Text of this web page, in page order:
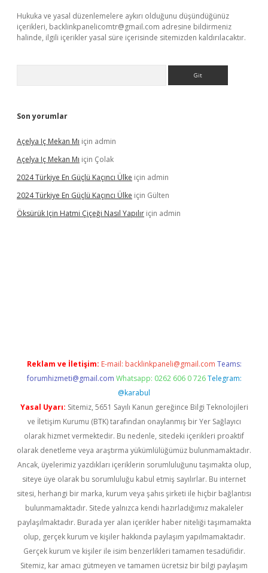
Hukuka ve yasal düzenlemelere aykırı olduğunu düşündüğünüz
içerikleri, backlinkpanelicomtr@gmail.com adresine bildirmeniz
halinde, ilgili içerikler yasal süre içerisinde sitemizden kaldırılacaktır.
Son yorumlar
Açelya Iç Mekan Mı için admin
Açelya Iç Mekan Mı için Çolak
2024 Türkiye En Güçlü Kaçıncı Ülke için admin
2024 Türkiye En Güçlü Kaçıncı Ülke için Gülten
Öksürük Için Hatmi Çiçeği Nasıl Yapılır için admin
Reklam ve İletişim: E-mail: backlinkpaneli@gmail.com Teams:
forumhizmeti@gmail.com Whatsapp: 0262 606 0 726 Telegram:
@karabul
Yasal Uyarı: Sitemiz, 5651 Sayılı Kanun gereğince Bilgi Teknolojileri
ve İletişim Kurumu (BTK) tarafından onaylanmış bir Yer Sağlayıcı
olarak hizmet vermektedir. Bu nedenle, sitedeki içerikleri proaktif
olarak denetleme veya araştırma yükümlülüğümüz bulunmamaktadır.
Ancak, üyelerimiz yazdıkları içeriklerin sorumluluğunu taşımakta olup,
siteye üye olarak bu sorumluluğu kabul etmiş sayılırlar. Bu internet
sitesi, herhangi bir marka, kurum veya şahıs şirketi ile hiçbir bağlantısı
bulunmamaktadır. Sitede yalnızca kendi hazırladığımız makaleler
paylaşılmaktadır. Burada yer alan içerikler haber niteliği taşımamakta
olup, gerçek kurum ve kişiler hakkında paylaşım yapılmamaktadır.
Gerçek kurum ve kişiler ile isim benzerlikleri tamamen tesadüfidir.
Sitemiz, kar amacı gütmeyen ve tamamen ücretsiz bir bilgi paylaşım